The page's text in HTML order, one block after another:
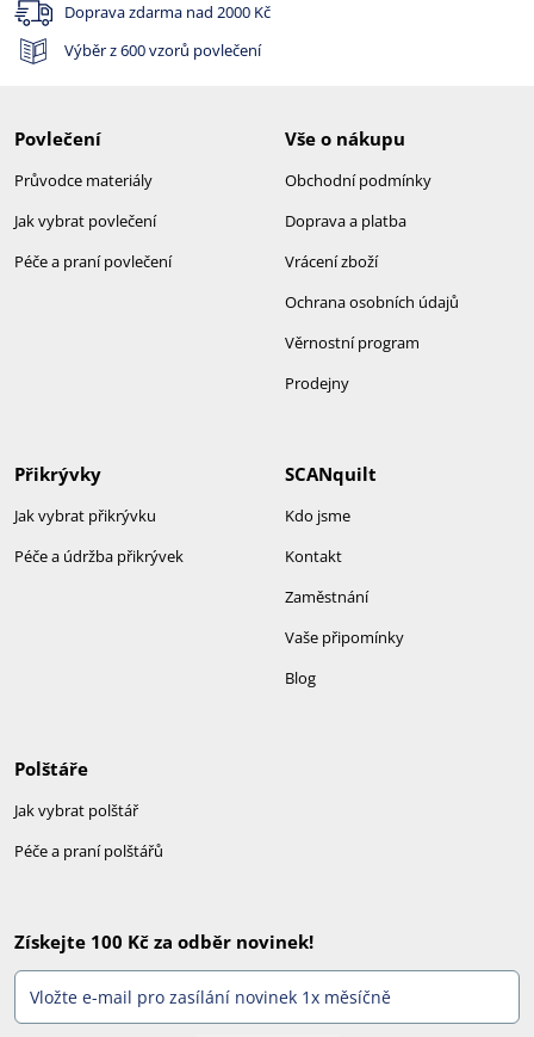
Doprava zdarma nad 2000 Kč
Výběr z 600 vzorů povlečení
Povlečení
Průvodce materiály
Jak vybrat povlečení
Péče a praní povlečení
Vše o nákupu
Obchodní podmínky
Doprava a platba
Vrácení zboží
Ochrana osobních údajů
Věrnostní program
Prodejny
SCANquilt
Kdo jsme
Kontakt
Zaměstnání
Vaše připomínky
Blog
Přikrývky
Jak vybrat přikrývku
Péče a údržba přikrývek
Polštáře
Jak vybrat polštář
Péče a praní polštářů
Získejte 100 Kč za odběr novinek!